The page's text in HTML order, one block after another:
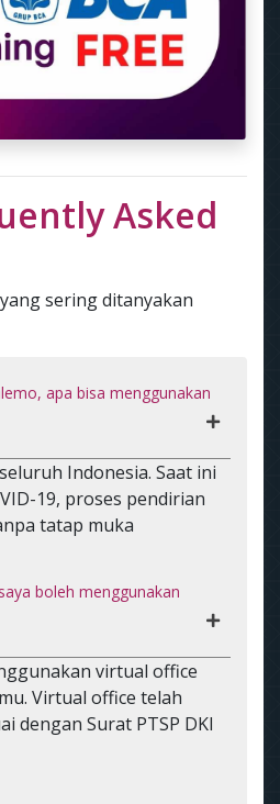
Asked
sering ditanyakan
apa bisa menggunakan
Indonesia. Saat ini
19, proses pendirian
tatap muka
boleh menggunakan
virtual office
Virtual office telah
dengan Surat PTSP DKI